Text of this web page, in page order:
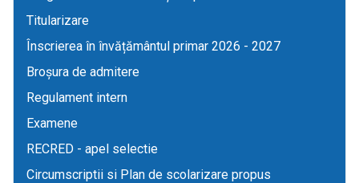
Titularizare
Înscrierea în învățământul primar 2026 - 2027
Broșura de admitere
Regulament intern
Examene
RECRED - apel selectie
Circumscriptii si Plan de scolarizare propus